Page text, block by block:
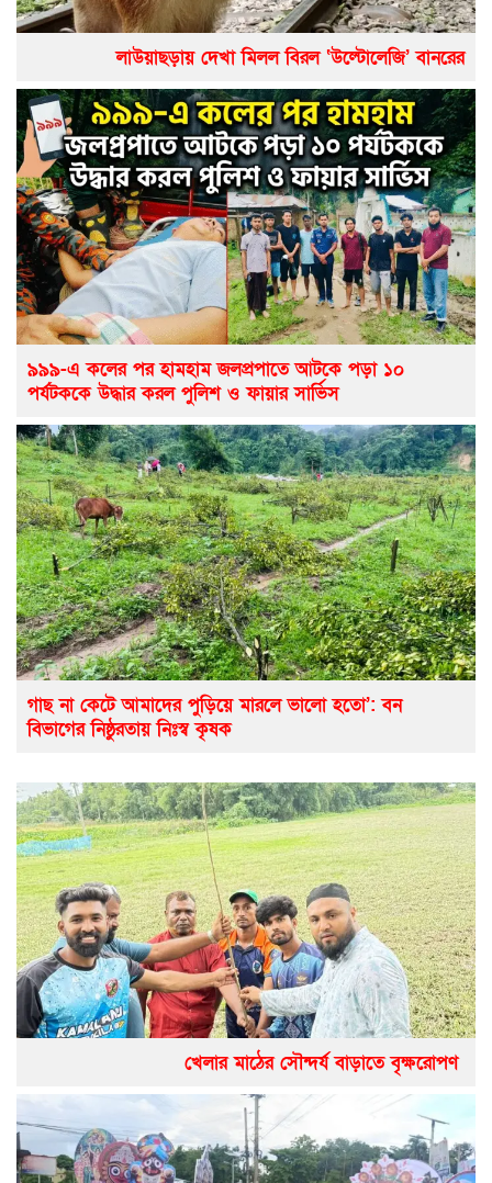
লাউয়াছড়ায় দেখা মিলল বিরল ‘উল্টোলেজি’ বানরের
৯৯৯-এ কলের পর হামহাম জলপ্রপাতে আটকে পড়া ১০
পর্যটককে উদ্ধার করল পুলিশ ও ফায়ার সার্ভিস
গাছ না কেটে আমাদের পুড়িয়ে মারলে ভালো হতো’: বন
বিভাগের নিষ্ঠুরতায় নিঃস্ব কৃষক
খেলার মাঠের সৌন্দর্য বাড়াতে বৃক্ষরোপণ